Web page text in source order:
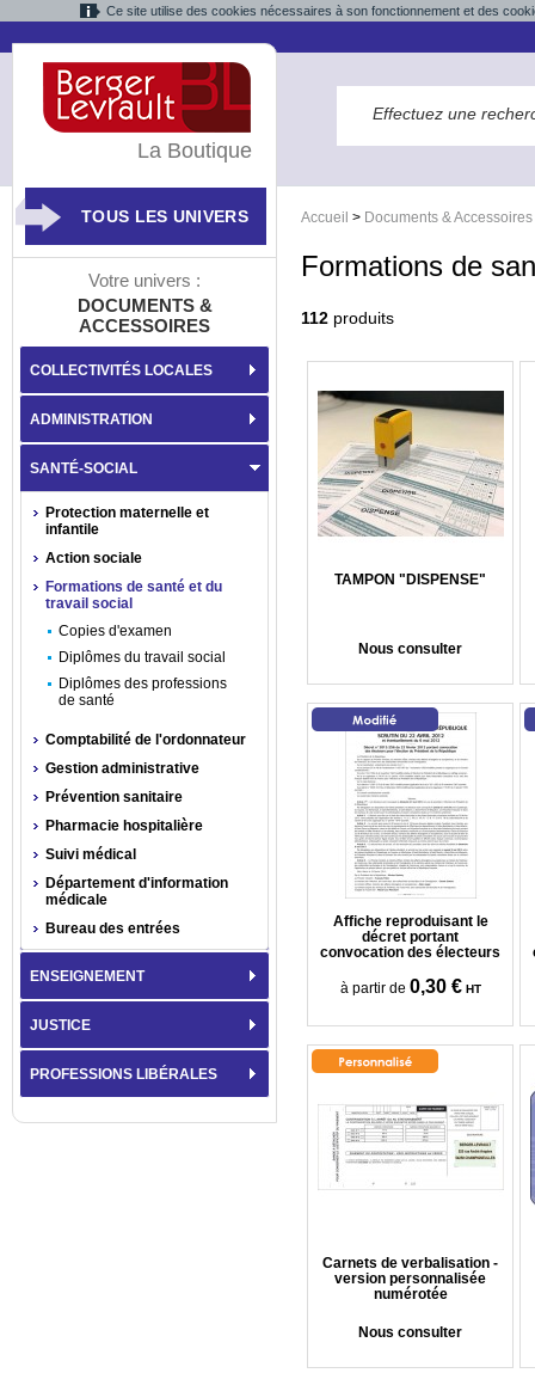
Ce site utilise des cookies nécessaires à son fonctionnement et des
Accueil > Documents & Accessoires
Formations de
112 produits
TAMPON "DISPENSE"
Nous consulter
Affiche reproduisant le
décret portant
convocation des électeurs
à partir de 0,30 € HT
Carnets de verbalisation -
version personnalisée
numérotée
Nous consulter
La Boutique
TOUS LES UNIVERS
Votre univers :
DOCUMENTS &
ACCESSOIRES
COLLECTIVITÉS LOCALES
ADMINISTRATION
SANTÉ-SOCIAL
Protection maternelle et
infantile
Action sociale
Formations de santé et du
travail social
Copies d'examen
Diplômes du travail social
Diplômes des professions
de santé
Comptabilité de l'ordonnateur
Gestion administrative
Prévention sanitaire
Pharmacie hospitalière
Suivi médical
Département d'information
médicale
Bureau des entrées
ENSEIGNEMENT
JUSTICE
PROFESSIONS LIBÉRALES